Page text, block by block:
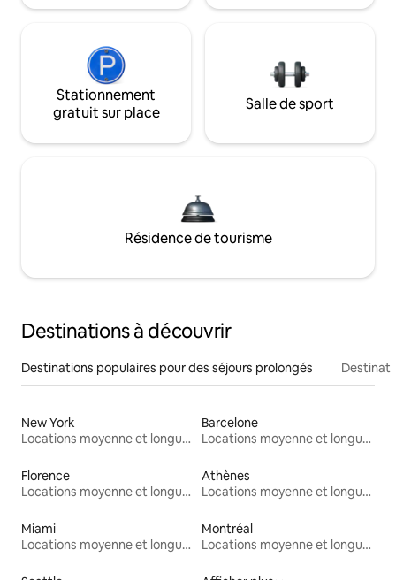
Stationnement
gratuit sur place
Salle de sport
Résidence de tourisme
Destinations à découvrir
Destinations populaires pour des séjours prolongés
New York
Locations moyenne et longue durée
Barcelone
Locations moyenne et longue durée
Florence
Locations moyenne et longue durée
Athènes
Locations moyenne et longue durée
Miami
Locations moyenne et longue durée
Montréal
Locations moyenne et longue durée